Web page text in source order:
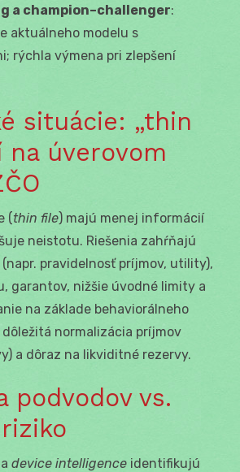
a champion–challenger:
aktuálneho modelu s
rýchla výmena pri zlepšení
situácie: „thin
na úverovom
(thin file) majú menej informácií
neistotu. Riešenia zahŕňajú
pravidelnosť príjmov, utility),
garantov, nižšie úvodné limity a
na základe behaviorálneho
dôležitá normalizácia príjmov
a dôraz na likviditné rezervy.
podvodov vs.
device intelligence identifikujú